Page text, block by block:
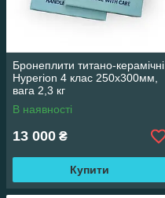
Бронеплити титано-керамічні
Hyperion 4 клас 250х300мм,
вага 2,3 кг
В наявності
13 000 ₴
Купити